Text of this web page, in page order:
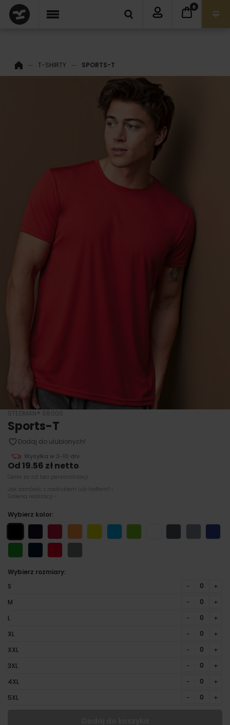
0
T-SHIRTY SPORTS-T
STEDMAN® S8000
Sports-T
Dodaj do ulubionych!
Wysyłka w 3-10 dni
Od 19.56 zł netto
Cena za szt bez personalizacji
Jak zamówić z nadrukiem lub haftem? ›
Galeria realizacji ›
Wybierz kolor:
Wybierz rozmiary:
S
− +
M − +
L − +
XL − +
XXL − +
3XL − +
4XL − +
5XL − +